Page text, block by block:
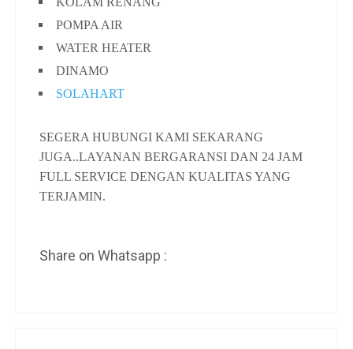
POMPA AIR
WATER HEATER
DINAMO
SOLAHART
SEGERA HUBUNGI KAMI SEKARANG
JUGA..LAYANAN BERGARANSI DAN 24 JAM
FULL SERVICE DENGAN KUALITAS YANG
TERJAMIN.
Share on Whatsapp :